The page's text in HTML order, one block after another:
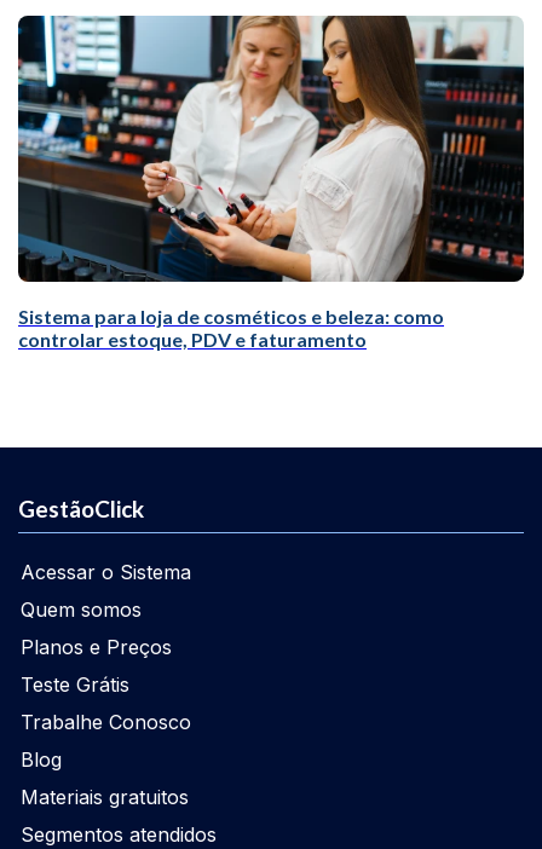
Sistema para loja de cosméticos e beleza: como
controlar estoque, PDV e faturamento
GestãoClick
Acessar o Sistema
Quem somos
Planos e Preços
Teste Grátis
Trabalhe Conosco
Blog
Materiais gratuitos
Segmentos atendidos